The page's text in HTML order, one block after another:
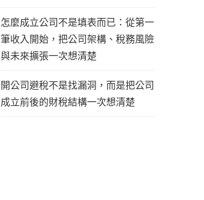
怎麼成立公司不是填表而已：從第一
筆收入開始，把公司架構、稅務風險
與未來擴張一次想清楚
開公司避稅不是找漏洞，而是把公司
成立前後的財稅結構一次想清楚